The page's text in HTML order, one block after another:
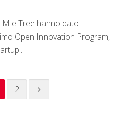
e Tree hanno dato
Open Innovation Program,
2